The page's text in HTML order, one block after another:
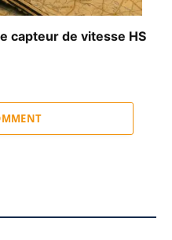
capteur de vitesse HS